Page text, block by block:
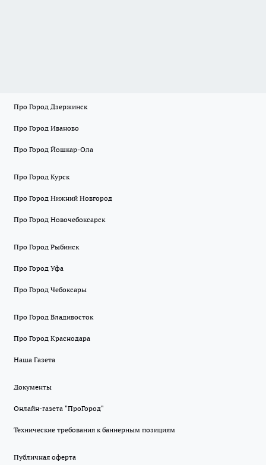
Про Город Дзержинск
Про Город Иваново
Про Город Йошкар-Ола
Про Город Курск
Про Город Нижний Новгород
Про Город Новочебоксарск
Про Город Рыбинск
Про Город Уфа
Про Город Чебоксары
Про Город Владивосток
Про Город Краснодара
Наша Газета
Документы
Онлайн-газета "ПроГород"
Технические требования к баннерным позициям
Публичная оферта